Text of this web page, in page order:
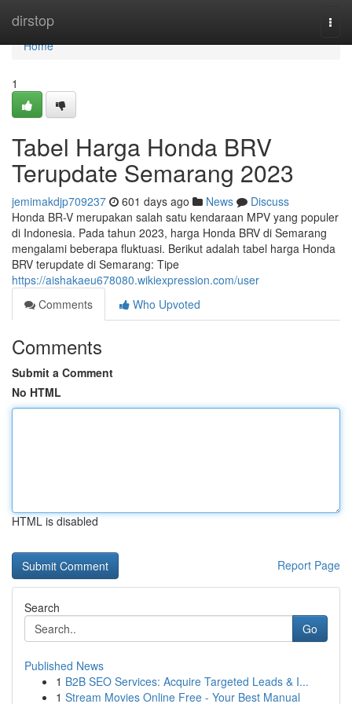
dirstop
Home
Home
1
Tabel Harga Honda BRV
Terupdate Semarang 2023
jemimakdjp709237 601 days ago News
Discuss
Honda BR-V merupakan salah satu kendaraan MPV yang populer
di Indonesia. Pada tahun 2023, harga Honda BRV di Semarang
mengalami beberapa fluktuasi. Berikut adalah tabel harga Honda
BRV terupdate di Semarang: Tipe
https://aishakaeu678080.wikiexpression.com/user
Comments
Who Upvoted
Comments
Submit a Comment
No HTML
HTML is disabled
Report Page
Search
Go
Published News
1 B2B SEO Services: Acquire Targeted Leads & I...
1 Stream Movies Online Free - Your Best Manual